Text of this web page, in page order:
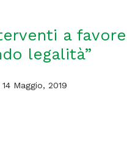
a
legalità”
Maggio, 2019